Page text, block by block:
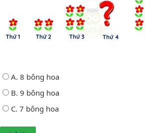
A. 8 bông hoa
B. 9 bông hoa
C. 7 bông hoa